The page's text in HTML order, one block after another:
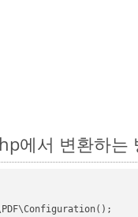
에서 변환하는